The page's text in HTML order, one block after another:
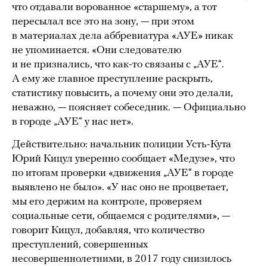
что отдавали ворованное «старшему», а тот
пересылал все это на зону, — при этом
в материалах дела аббревиатура «АУЕ» никак
не упоминается. «Они следователю
и не признались, что как-то связаны с „АУЕ“.
А ему же главное преступление раскрыть,
статистику повысить, а почему они это делали,
неважно, — поясняет собеседник. — Официально
в городе „АУЕ“ у нас нет».
Действительно: начальник полиции Усть-Кута
Юрий Кицул уверенно сообщает «Медузе», что
по итогам проверки «движения „АУЕ“ в городе
выявлено не было». «У нас оно не процветает,
мы его держим на контроле, проверяем
социальные сети, общаемся с родителями», —
говорит Кицул, добавляя, что количество
преступлений, совершенных
несовершеннолетними, в 2017 году снизилось